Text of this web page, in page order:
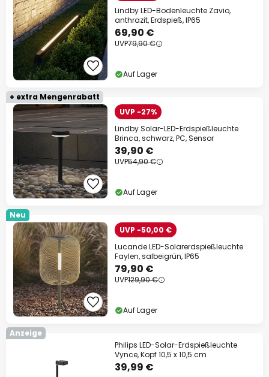
Lindby LED-Bodenleuchte Zavio,
anthrazit, Erdspieß, IP65
69,90 €
UVP79,90 €
Auf Lager
+ extra Mengenrabatt
UVP -27%
Lindby Solar-LED-Erdspießleuchte
Brinca, schwarz, PC, Sensor
39,90 €
UVP54,90 €
Auf Lager
Neu
UVP -50,00 €
Lucande LED-Solarerdspießleuchte
Faylen, salbeigrün, IP65
79,90 €
UVP129,90 €
Auf Lager
Anzeige
Philips LED-Solar-Erdspießleuchte
Vynce, Kopf 10,5 x 10,5 cm
39,99 €